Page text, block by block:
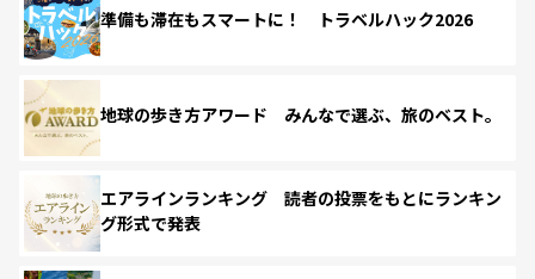
準備も滞在もスマートに！ トラベルハック2026
地球の歩き方アワード みんなで選ぶ、旅のベスト。
エアラインランキング 読者の投票をもとにランキン
グ形式で発表